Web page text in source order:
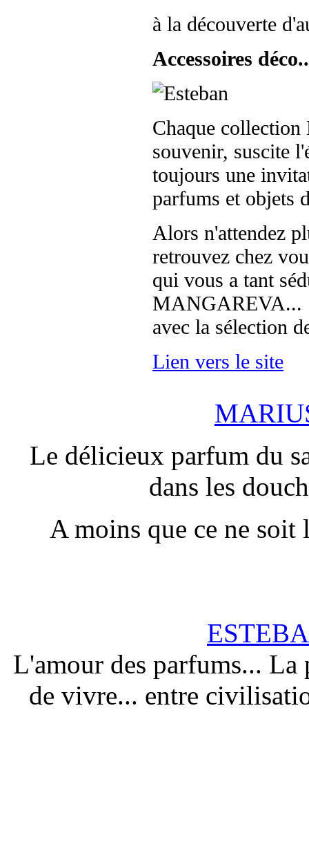
à la découverte
Accessoires
Chaque collection
souvenir, suscite
toujours une
parfums et objets
Alors n'attendez
retrouvez chez
qui vous a tant
MANGAREVA...
avec la sélection
Lien vers le site
Le délicieux parfum du
dans les
A moins que ce ne soit
L'amour des parfums... La
de vivre... entre